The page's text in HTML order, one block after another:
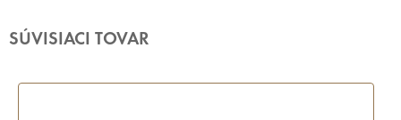
SÚVISIACI TOVAR